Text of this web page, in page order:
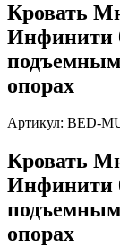
Кровать
Инфинити
опорах
Артикул: BED-
Кровать
Инфинити
опорах